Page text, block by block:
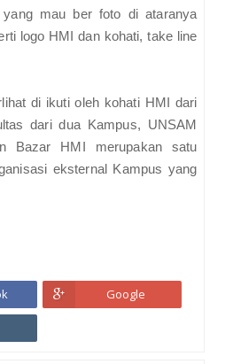
yang mau ber foto di ataranya
logo HMI dan kohati, take line
di ikuti oleh kohati HMI dari
dari dua Kampus, UNSAM
Bazar HMI merupakan satu
eksternal Kampus yang
Google